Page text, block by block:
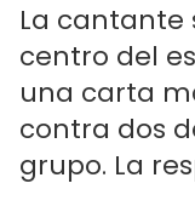
La cantante
centro del
una carta
contra dos
grupo. La